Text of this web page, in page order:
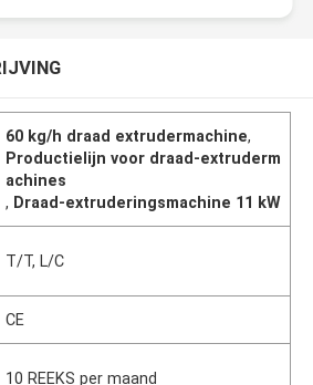
60 kg/h draad extrudermachine,
Productielijn voor draad-extruderm
achines
, Draad-extruderingsmachine 11 kW
T/T, L/C
CE
10 REEKS per maand